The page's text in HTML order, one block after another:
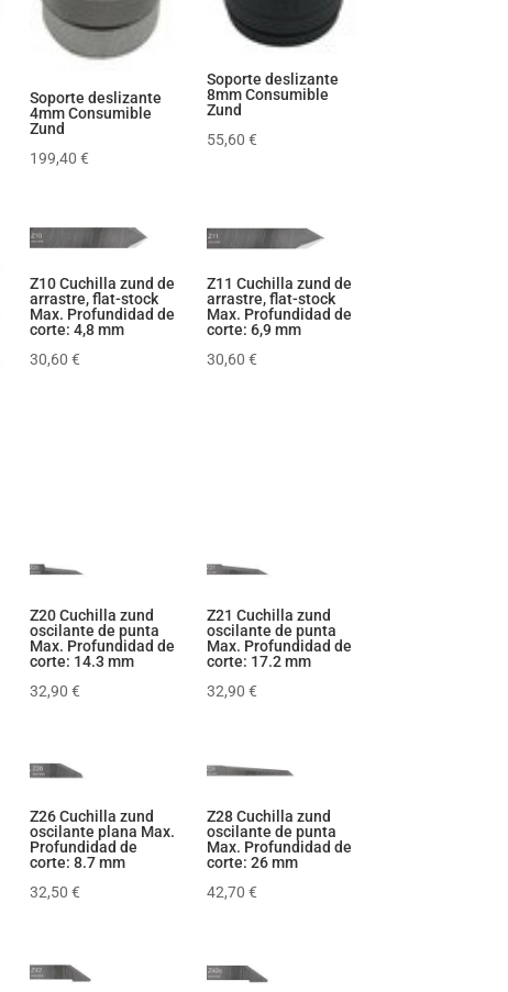
Soporte deslizante
4mm Consumible
Zund
199,40€
Soporte deslizante
8mm Consumible
Zund
55,60 €
Z10 Cuchilla zund de
arrastre, flat-stock
Max. Profundidad de
corte: 4,8 mm
30,60€
Z11 Cuchilla zund de
arrastre, flat-stock
Max. Profundidad de
corte: 6,9 mm
30,60 €
Z20 Cuchilla zund
oscilante de punta
Max. Profundidad de
corte: 14.3 mm
32,90€
Z21 Cuchilla zund
oscilante de punta
Max. Profundidad de
corte: 17.2 mm
32,90 €
Z26 Cuchilla zund
oscilante plana Max.
Profundidad de
corte: 8.7 mm
32,50€
Z28 Cuchilla zund
oscilante de punta
Max. Profundidad de
corte: 26 mm
42,70 €